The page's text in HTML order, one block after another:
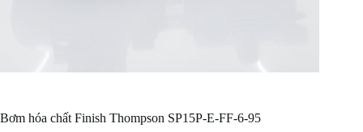
Bơm hóa chất Finish Thompson SP15P-E-FF-6-95